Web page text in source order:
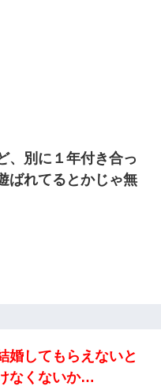
、別に１年付き合っ
ばれてるとかじゃ無
婚してもらえないと
なくないか…